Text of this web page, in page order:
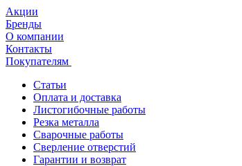
Акции
Бренды
О компании
Контакты
Покупателям
Статьи
Оплата и доставка
Листогибочные работы
Резка металла
Сварочные работы
Сверление отверстий
Гарантии и возврат